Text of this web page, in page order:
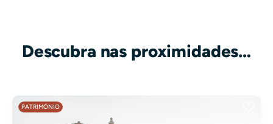
Descubra nas proximidades…
PATRIMÓNIO